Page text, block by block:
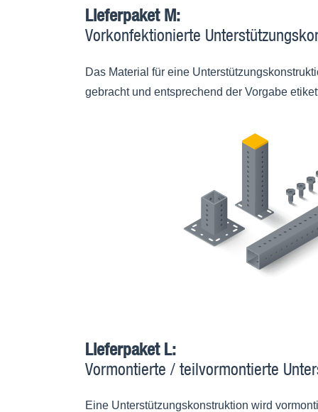
Lieferpaket M:
Vorkonfektionierte
Das Material für eine
gebracht und entsprechend der Vorgabe
Lieferpaket L:
Vormontierte / teilvormontierte
Eine Unterstützungskonstruktion wird